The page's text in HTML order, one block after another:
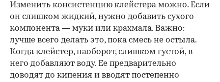
Изменить консистенцию клейстера можно. Если
он слишком жидкий, нужно добавить сухого
компонента — муки или крахмала. Важно:
лучше всего делать это, пока смесь не остыла.
Когда клейстер, наоборот, слишком густой, в
него добавляют воду. Ее предварительно
доводят до кипения и вводят постепенно